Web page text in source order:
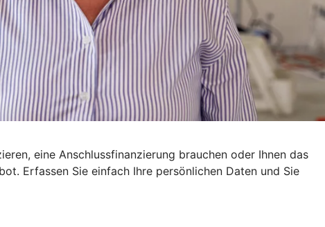
eine Anschlussfinanzierung brauchen oder Ihnen das
Erfassen Sie einfach Ihre persönlichen Daten und Sie